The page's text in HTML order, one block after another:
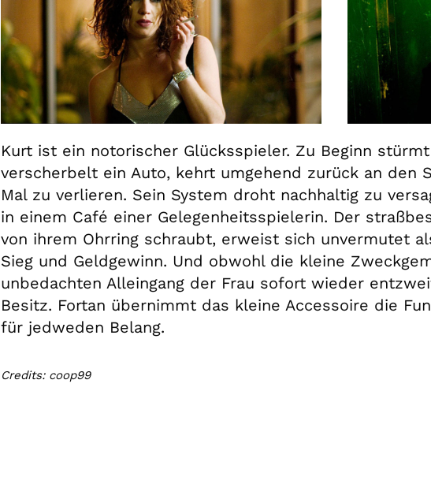
Kurt ist ein notorischer Glücksspieler. Zu Beginn
verscherbelt ein Auto, kehrt umgehend zurück an den
Mal zu verlieren. Sein System droht nachhaltig zu
in einem Café einer Gelegenheitsspielerin. Der
von ihrem Ohrring schraubt, erweist sich unvermutet
Sieg und Geldgewinn. Und obwohl die kleine
unbedachten Alleingang der Frau sofort wieder
Besitz. Fortan übernimmt das kleine Accessoire die
für jedweden Belang.
Credits: coop99